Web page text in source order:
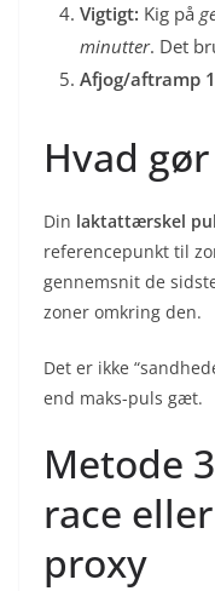
Vigtigt: Kig på
minutter. Det
Afjog/aftramp
Hvad
Din laktattærskel
referencepunkt til
gennemsnit de
zoner omkring den.
Det er ikke
end maks-puls gæt.
Metode
race
proxy